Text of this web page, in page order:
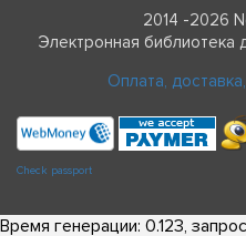
2014 -2026
Электронная
Оплата,
Check passport
Время генерации: 0.123,